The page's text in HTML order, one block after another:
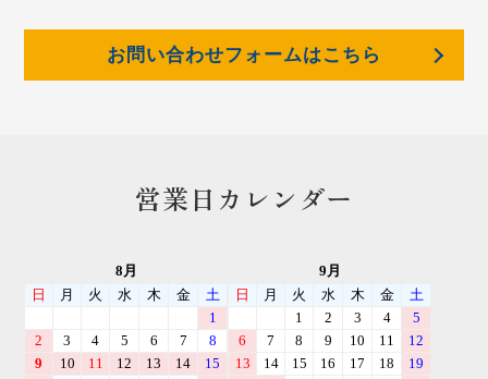
お問い合わせフォームはこちら
営業日カレンダー